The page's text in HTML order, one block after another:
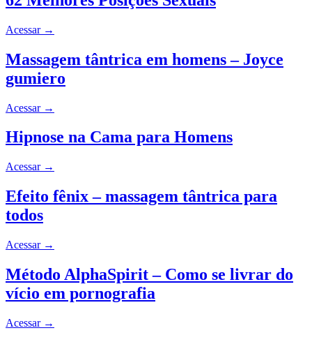
Acessar →
Massagem tântrica em homens – Joyce
gumiero
Acessar →
Hipnose na Cama para Homens
Acessar →
Efeito fênix – massagem tântrica para
todos
Acessar →
Método AlphaSpirit – Como se livrar do
vício em pornografia
Acessar →